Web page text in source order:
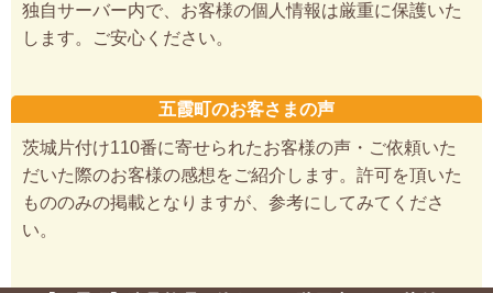
独自サーバー内で、お客様の個人情報は厳重に保護いた
します。ご安心ください。
五霞町のお客さまの声
茨城片付け110番に寄せられたお客様の声・ご依頼いた
だいた際のお客様の感想をご紹介します。許可を頂いた
もののみの掲載となりますが、参考にしてみてくださ
い。